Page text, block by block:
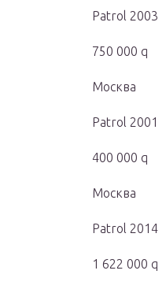
Patrol 2003
750 000 q
Москва
Patrol 2001
400 000 q
Москва
Patrol 2014
1 622 000 q